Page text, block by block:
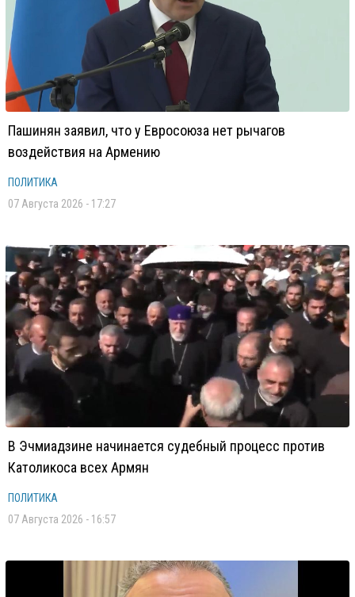
Пашинян заявил, что у Евросоюза нет рычагов
воздействия на Армению
ПОЛИТИКА
07 Августа 2026 - 17:27
В Эчмиадзине начинается судебный процесс против
Католикоса всех Армян
ПОЛИТИКА
07 Августа 2026 - 16:57